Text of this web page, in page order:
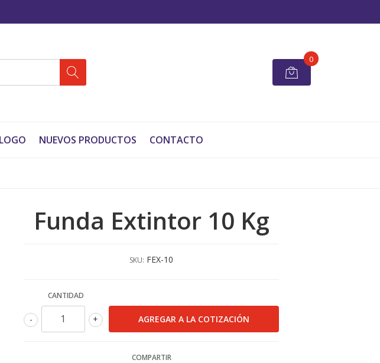
0
NUEVOS PRODUCTOS CONTACTO
Funda Extintor 10 Kg
SKU: FEX-10
CANTIDAD
+
-
COMPARTIR